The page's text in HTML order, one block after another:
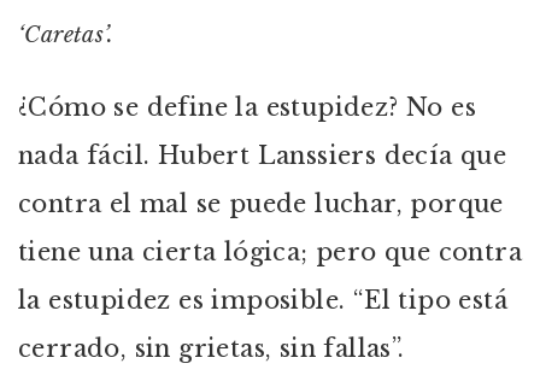
‘Caretas’.
¿Cómo se define la estupidez? No es
nada fácil. Hubert Lanssiers decía que
contra el mal se puede luchar, porque
tiene una cierta lógica; pero que contra
la estupidez es imposible. “El tipo está
cerrado, sin grietas, sin fallas”.